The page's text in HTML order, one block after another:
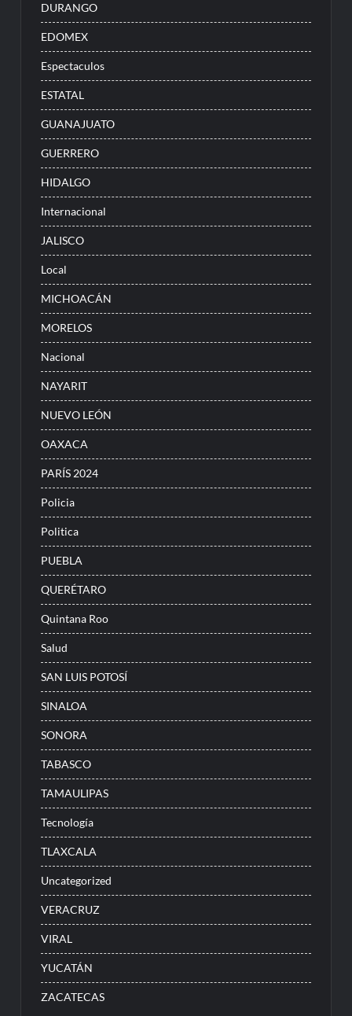
DURANGO
EDOMEX
Espectaculos
ESTATAL
GUANAJUATO
GUERRERO
HIDALGO
Internacional
JALISCO
Local
MICHOACÁN
MORELOS
Nacional
NAYARIT
NUEVO LEÓN
OAXACA
PARÍS 2024
Policia
Politica
PUEBLA
QUERÉTARO
Quintana Roo
Salud
SAN LUIS POTOSÍ
SINALOA
SONORA
TABASCO
TAMAULIPAS
Tecnología
TLAXCALA
Uncategorized
VERACRUZ
VIRAL
YUCATÁN
ZACATECAS